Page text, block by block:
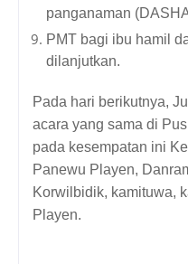
panganaman
PMT bagi ibu hamil
dilanjutkan.
Pada hari berikutnya,
acara yang sama di
pada kesempatan ini
Panewu Playen,
Korwilbidik, kamituwa,
Playen.